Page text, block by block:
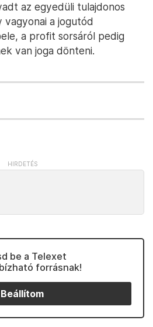
az egyedüli tulajdonos
a jogutód
a profit sorsáról pedig
van joga dönteni.
be a Telexet
forrásnak!
Beállítom